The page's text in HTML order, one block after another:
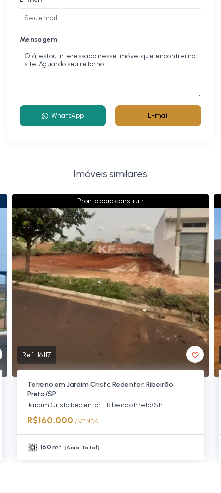
Mensagem
WhatsApp E-mail
Imóveis similares
Pronto para construir
Ref.: 16117
Terreno em Jardim Cristo Redentor, Ribeirão
Preto/SP
Jardim Cristo Redentor - Ribeirão Preto/SP
R$160.000 / VENDA
160 m² (Área Total )